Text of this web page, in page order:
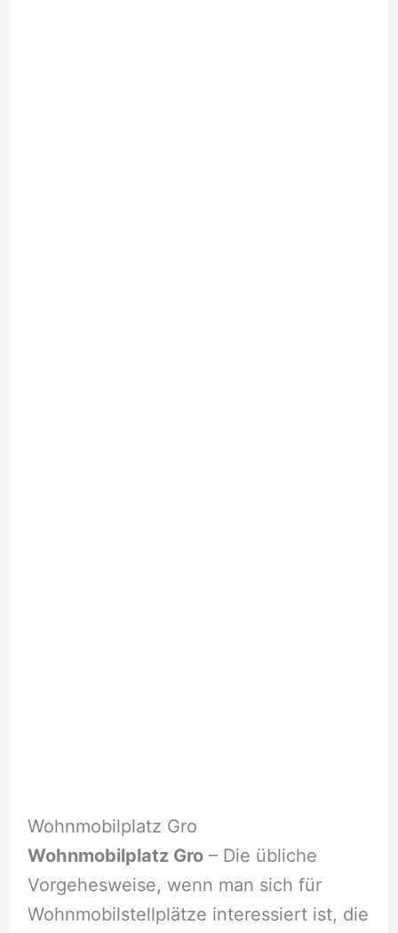
Wohnmobilplatz Gro
Wohnmobilplatz Gro– Die übliche
Vorgehesweise, wenn man sich für
Wohnmobilstellplätze interessiert ist, die